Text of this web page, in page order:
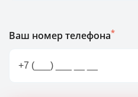
Ваш номер телефона*